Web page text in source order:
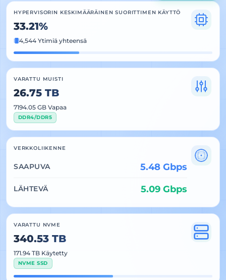
HYPERVISORIN KESKIMÄÄRÄINEN SUORITTIMEN KÄYTTÖ
33.21%
4,544 Ytimiä yhteensä
VARATTU MUISTI
26.75 TB
7194.05 GB Vapaa
DDR4/DDR5
VERKKOLIIKENNE
SAAPUVA 5.48 Gbps
LÄHTEVÄ 5.09 Gbps
VARATTU NVME
340.53 TB
171.94 TB Käytetty
NVME SSD